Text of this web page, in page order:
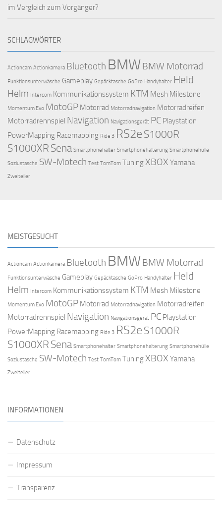
im Vergleich zum Vorgänger?
SCHLAGWÖRTER
Actioncam Actionkamera Bluetooth BMWBMW Motorrad
Funktionsunterwäsche Gameplay Gepäcktasche GoPro Handyhalter Held
Helm Intercom Kommunikationssystem KTM Mesh Milestone
Momentum Evo MotoGP Motorrad Motorradnavigation Motorradreifen
Motorradrennspiel Navigation Navigationsgerät PC Playstation
PowerMapping Racemapping Ride 3 RS2e S1000R
S1000XR Sena Smartphonehalter Smartphonehalterung Smartphonehülle
Soziustasche SW-Motech Test TomTom TuningXBOX Yamaha
Zweiteiler
MEISTGESUCHT
Actioncam Actionkamera Bluetooth BMWBMW Motorrad
Funktionsunterwäsche Gameplay Gepäcktasche GoPro Handyhalter Held
Helm Intercom Kommunikationssystem KTM Mesh Milestone
Momentum Evo MotoGP Motorrad Motorradnavigation Motorradreifen
Motorradrennspiel Navigation Navigationsgerät PC Playstation
PowerMapping Racemapping Ride 3 RS2e S1000R
S1000XR Sena Smartphonehalter Smartphonehalterung Smartphonehülle
Soziustasche SW-Motech Test TomTom TuningXBOX Yamaha
Zweiteiler
INFORMATIONEN
Datenschutz
Impressum
Transparenz